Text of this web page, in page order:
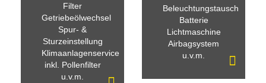
Filter
Getriebeölwechsel
Spur- &
Sturzeinstellung
Klimaanlagenservice
inkl. Pollenfilter
u.v.m.
Beleuchtungstausch
Batterie
Lichtmaschine
Airbagsystem
u.v.m.